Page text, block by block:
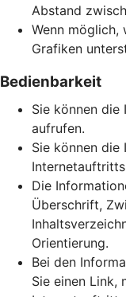
Abstand
Wenn möglich,
Grafiken
Bedienbarkeit
Sie können
aufrufen.
Sie können
Die
Überschrift,
Orientierung.
Bei den
Sie einen Link,